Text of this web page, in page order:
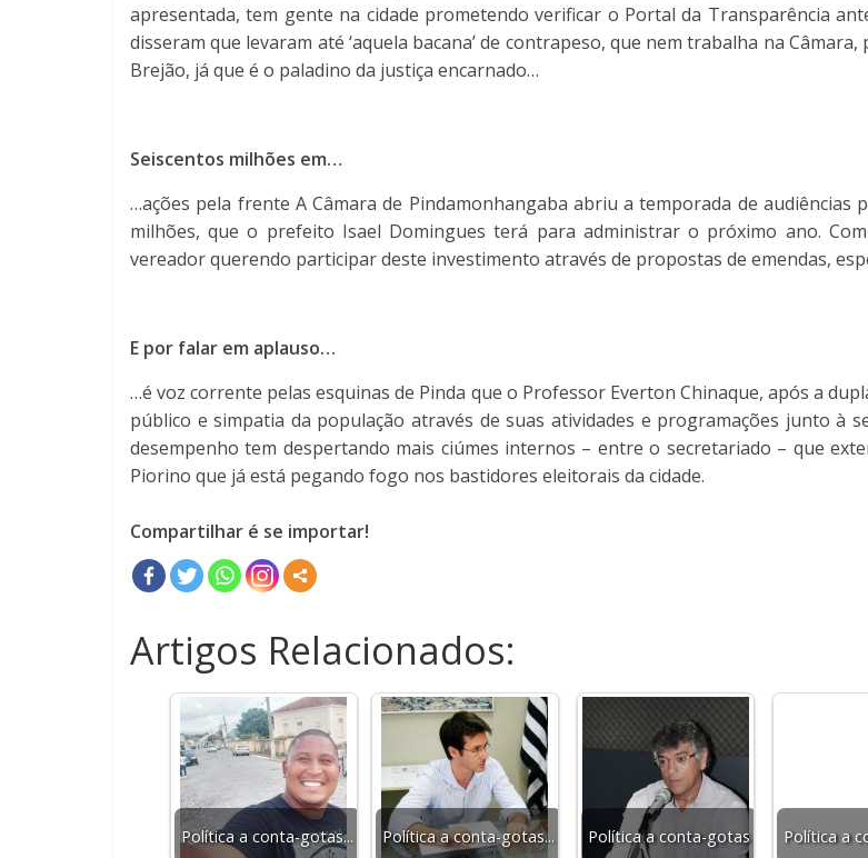
apresentada, tem gente na cidade prometendo verificar o Portal da Transparência
disseram que levaram até ‘aquela bacana’ de contrapeso, que nem trabalha na
Brejão, já que é o paladino da justiça encarnado…
Seiscentos milhões em…
…ações pela frente A Câmara de Pindamonhangaba abriu a temporada de audiências
milhões, que o prefeito Isael Domingues terá para administrar o próximo ano.
vereador querendo participar deste investimento através de propostas de emendas,
E por falar em aplauso…
…é voz corrente pelas esquinas de Pinda que o Professor Everton Chinaque, após a
público e simpatia da população através de suas atividades e programações junto à
desempenho tem despertando mais ciúmes internos – entre o secretariado – que
Piorino que já está pegando fogo nos bastidores eleitorais da cidade.
Compartilhar é se importar!
Artigos Relacionados:
Política a conta-gotas... Política a conta-gotas... Política a conta-gotas Política a